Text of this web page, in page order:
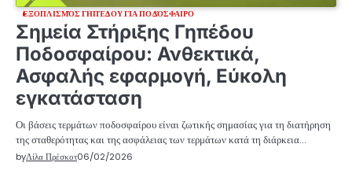
ΕΞΟΠΛΙΣΜΌΣ ΓΗΠΈΔΟΥ ΓΙΑ ΠΟΔΌΣΦΑΙΡΟ
Σημεία Στήριξης Γηπέδου
Ποδοσφαίρου: Ανθεκτικά,
Ασφαλής εφαρμογή, Εύκολη
εγκατάσταση
Οι βάσεις τερμάτων ποδοσφαίρου είναι ζωτικής σημασίας για τη διατήρηση
της σταθερότητας και της ασφάλειας των τερμάτων κατά τη διάρκεια…
byΛίλα Πρέσκοτ06/02/2026